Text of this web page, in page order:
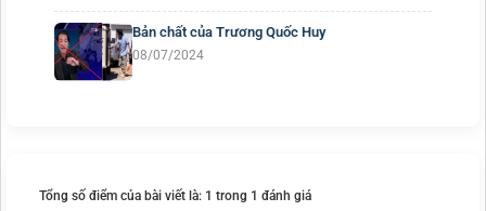
Bản chất của Trương Quốc Huy
08/07/2024
Tổng số điểm của bài viết là: 1 trong 1 đánh giá